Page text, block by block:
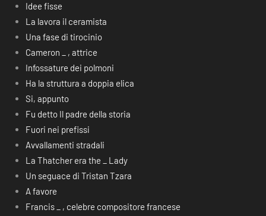
Idee fisse
La lavora il ceramista
Una fase di tirocinio
Cameron _ , attrice
Infossature dei polmoni
Ha la struttura a doppia elica
Si, appunto
Fu detto Il padre della storia
Fuori nei prefissi
Avvallamenti stradali
La Thatcher era the _ Lady
Un seguace di Tristan Tzara
A favore
Francis _ , celebre compositore francese